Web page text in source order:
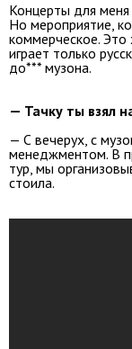
Концерты для
Но мероприятие,
коммерческое.
играет только
до*** музона.
— Тачку ты взял
— С вечерух, с
менеджментом. В
тур, мы
стоила.